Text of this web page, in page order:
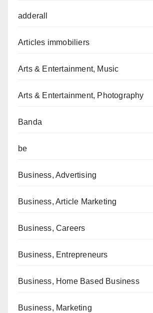
adderall
Articles immobiliers
Arts & Entertainment, Music
Arts & Entertainment, Photography
Banda
be
Business, Advertising
Business, Article Marketing
Business, Careers
Business, Entrepreneurs
Business, Home Based Business
Business, Marketing